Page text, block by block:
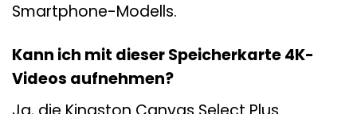
Smartphone-Modells.
Kann ich mit dieser Speicherkarte 4K-
Videos aufnehmen?